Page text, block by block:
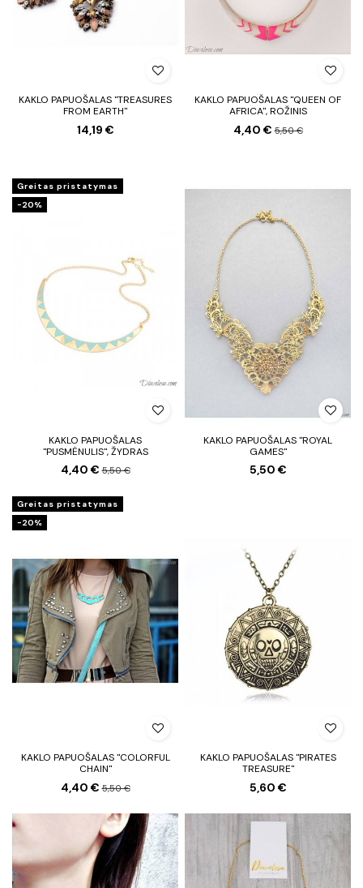
KAKLO PAPUOŠALAS "TREASURES
FROM EARTH"
14,19 €
KAKLO PAPUOŠALAS "QUEEN OF
AFRICA", ROŽINIS
4,40 €5,50 €
Greitas pristatymas
−20%
KAKLO PAPUOŠALAS
"PUSMĖNULIS", ŽYDRAS
4,40 €5,50 €
KAKLO PAPUOŠALAS "ROYAL
GAMES"
5,50 €
Greitas pristatymas
−20%
KAKLO PAPUOŠALAS "COLORFUL
CHAIN"
4,40 €5,50 €
KAKLO PAPUOŠALAS "PIRATES
TREASURE"
5,60 €